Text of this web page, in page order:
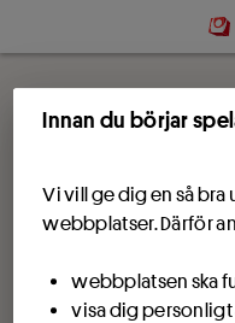
Innan du börjar
Vi vill ge dig en så
webbplatser. Därför
webbplatsen ska
visa dig personligt